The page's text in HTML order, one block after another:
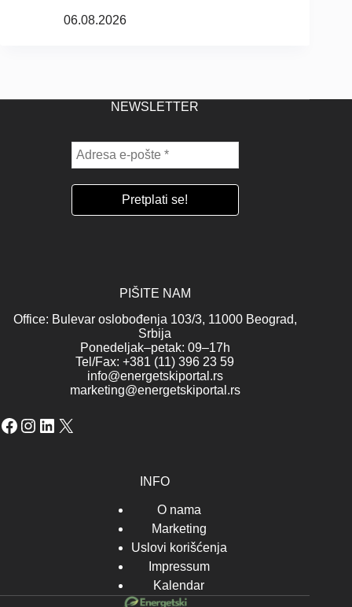
06.08.2026
NEWSLETTER
PIŠITE NAM
Office: Bulevar oslobođenja 103/3, 11000 Beograd,
Srbija
Ponedeljak–petak: 09–17h
Tel/Fax: +381 (11) 396 23 59
info@energetskiportal.rs
marketing@energetskiportal.rs
Facebook
Instagram
LinkedIn
X
INFO
O nama
Marketing
Uslovi korišćenja
Impressum
Kalendar